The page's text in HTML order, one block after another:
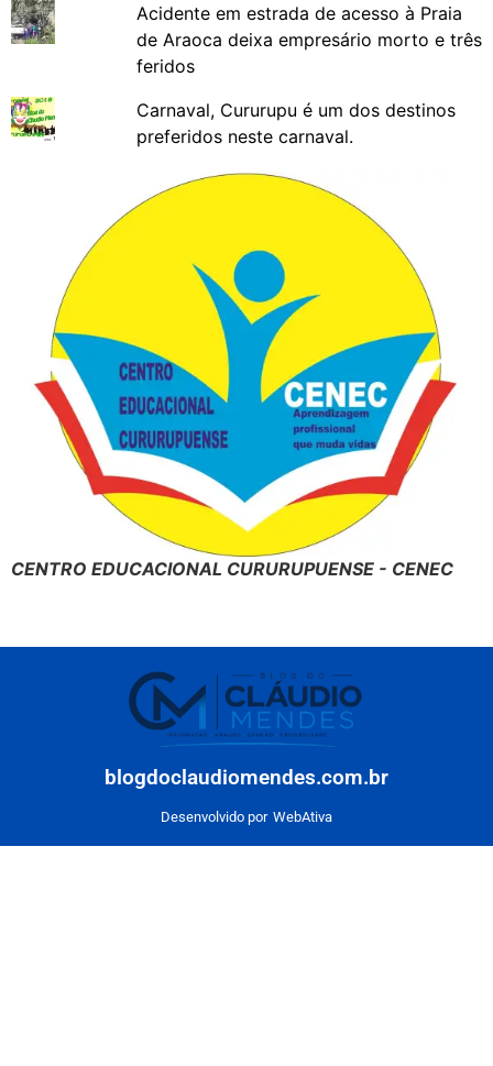
Acidente em estrada de acesso à Praia
de Araoca deixa empresário morto e três
feridos
Carnaval, Cururupu é um dos destinos
preferidos neste carnaval.
CENTRO EDUCACIONAL CURURUPUENSE - CENEC
blogdoclaudiomendes.com.br
Desenvolvido por WebAtiva